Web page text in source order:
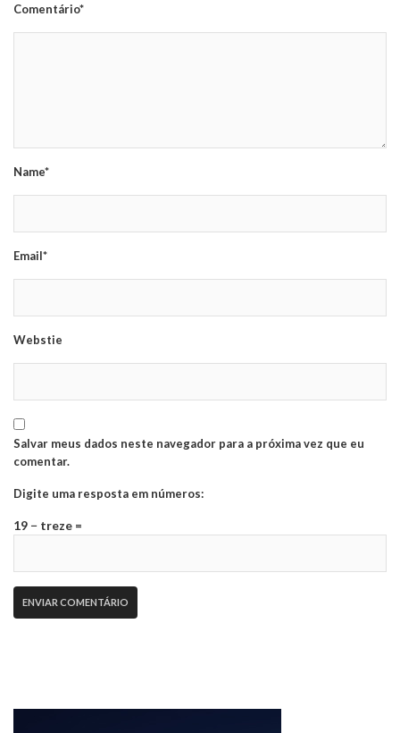
Comentário*
Name*
Email*
Webstie
Salvar meus dados neste navegador para a próxima vez que eu
comentar.
Digite uma resposta em números:
19 − treze =